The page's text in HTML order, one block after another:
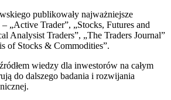
publikowały najważniejsze
„Active Trader”, „Stocks, Futures and
Analysist Traders”, „The Traders Journal”
of Stocks & Commodities”.
wiedzy dla inwestorów na całym
do dalszego badania i rozwijania